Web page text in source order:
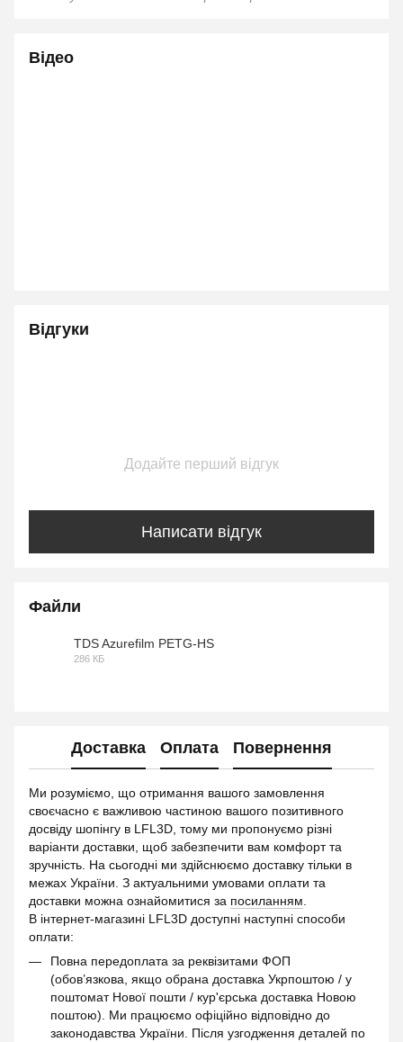
Відео
Відгуки
Додайте перший відгук
Написати відгук
Файли
TDS Azurefilm PETG-HS
286 КБ
Доставка Оплата Повернення
Ми розуміємо, що отримання вашого замовлення
своєчасно є важливою частиною вашого позитивного
досвіду шопінгу в LFL3D, тому ми пропонуємо різні
варіанти доставки, щоб забезпечити вам комфорт та
зручність. На сьогодні ми здійснюємо доставку тільки в
межах України. З актуальними умовами оплати та
доставки можна ознайомитися за посиланням.
В інтернет-магазині LFL3D доступні наступні способи
оплати:
Повна передоплата за реквізитами ФОП
(обов’язкова, якщо обрана доставка Укрпоштою / у
поштомат Нової пошти / кур'єрська доставка Новою
поштою). Ми працюємо офіційно відповідно до
законодавства України. Після узгодження деталей по